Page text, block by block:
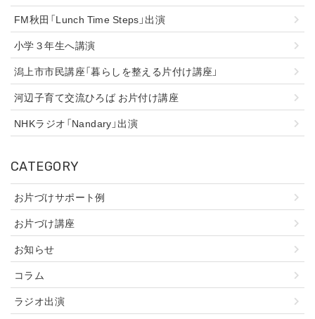
FM秋田「Lunch Time Steps」出演
小学３年生へ講演
潟上市市民講座「暮らしを整える片付け講座」
河辺子育て交流ひろば お片付け講座
NHKラジオ「Nandary」出演
CATEGORY
お片づけサポート例
お片づけ講座
お知らせ
コラム
ラジオ出演